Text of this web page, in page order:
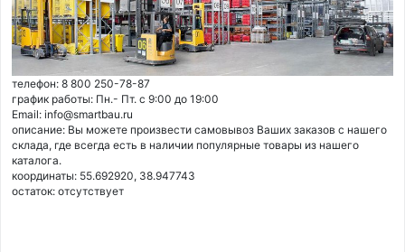
телефон: 8 800 250-78-87
график работы: Пн.- Пт. с 9:00 до 19:00
Email: info@smartbau.ru
описание: Вы можете произвести самовывоз Ваших заказов с нашего
склада, где всегда есть в наличии популярные товары из нашего
каталога.
координаты: 55.692920, 38.947743
остаток: отсутствует